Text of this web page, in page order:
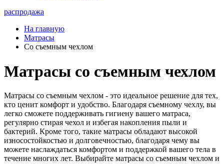
распродажа
На главную
Матрасы
Со съемным чехлом
Матрасы со съемным чехлом
Матрасы со съемным чехлом - это идеальное решение для тех,
кто ценит комфорт и удобство. Благодаря съемному чехлу, вы
легко сможете поддерживать гигиену вашего матраса,
регулярно стирая чехол и избегая накопления пыли и
бактерий. Кроме того, такие матрасы обладают высокой
износостойкостью и долговечностью, благодаря чему вы
можете наслаждаться комфортом и поддержкой вашего тела в
течение многих лет. Выбирайте матрасы со съемным чехлом и